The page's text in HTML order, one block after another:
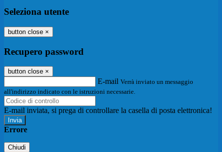
Seleziona utente
button close ×
Recupero password
button close ×
E-mail Verrà inviato un messaggio
all'indirizzo indicato con le istruzioni necessarie.
E-mail inviata, si prega di controllare la casella di posta elettronica!
Errore
Chiudi